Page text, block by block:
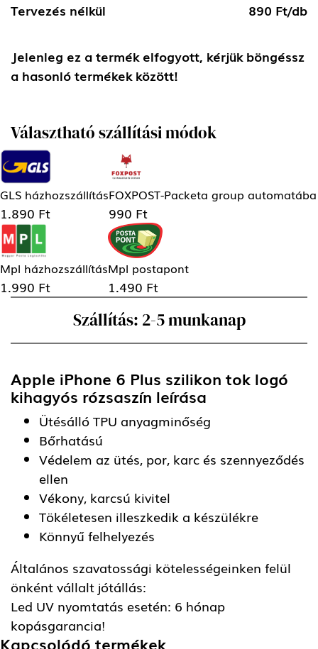
Tervezés nélkül
890 Ft/db
Jelenleg ez a termék elfogyott, kérjük böngéssz
a hasonló termékek között!
Választható szállítási módok
GLS házhozszállítás
1.890 Ft
FOXPOST-Packeta group automatába
990 Ft
Mpl házhozszállítás
1.990 Ft
Mpl postapont
1.490 Ft
Szállítás: 2-5 munkanap
Apple iPhone 6 Plus szilikon tok logó
kihagyós rózsaszín leírása
Ütésálló TPU anyagminőség
Bőrhatású
Védelem az ütés, por, karc és szennyeződés
ellen
Vékony, karcsú kivitel
Tökéletesen illeszkedik a készülékre
Könnyű felhelyezés
Általános szavatossági kötelességeinken felül
önként vállalt jótállás:
Led UV nyomtatás esetén: 6 hónap
kopásgarancia!
Kapcsolódó termékek